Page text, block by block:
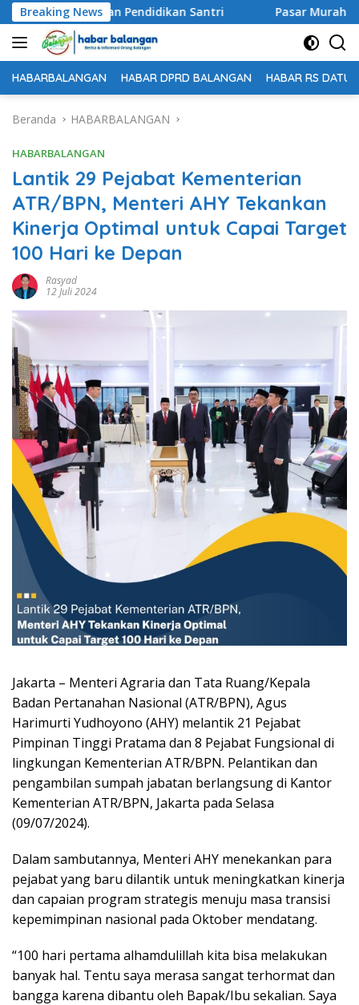
Langsung
ke
konten
Breaking News
Bantuan Pendidikan Santri Pasar Murah Ke-54
HABARBALANGAN HABAR DPRD BALANGAN HABAR RS DATU
Beranda HABARBALANGAN
HABARBALANGAN
Lantik 29 Pejabat Kementerian
ATR/BPN, Menteri AHY Tekankan
Kinerja Optimal untuk Capai Target
100 Hari ke Depan
Rasyad
12 Juli 2024
Jakarta – Menteri Agraria dan Tata Ruang/Kepala
Badan Pertanahan Nasional (ATR/BPN), Agus
Harimurti Yudhoyono (AHY) melantik 21 Pejabat
Pimpinan Tinggi Pratama dan 8 Pejabat Fungsional di
lingkungan Kementerian ATR/BPN. Pelantikan dan
pengambilan sumpah jabatan berlangsung di Kantor
Kementerian ATR/BPN, Jakarta pada Selasa
(09/07/2024).
Dalam sambutannya, Menteri AHY menekankan para
pejabat yang baru dilantik untuk meningkatkan kinerja
dan capaian program strategis menuju masa transisi
kepemimpinan nasional pada Oktober mendatang.
“100 hari pertama alhamdulillah kita bisa melakukan
banyak hal. Tentu saya merasa sangat terhormat dan
bangga karena dibantu oleh Bapak/Ibu sekalian. Saya